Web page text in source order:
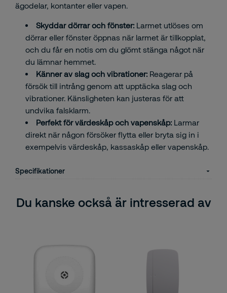
ägodelar, kontanter eller vapen.
Skyddar dörrar och fönster: Larmet utlöses om
dörrar eller fönster öppnas när larmet är tillkopplat,
och du får en notis om du glömt stänga något när
du lämnar hemmet.
Känner av slag och vibrationer: Reagerar på
försök till intrång genom att upptäcka slag och
vibrationer. Känsligheten kan justeras för att
undvika falsklarm.
Perfekt för värdeskåp och vapenskåp: Larmar
direkt när någon försöker flytta eller bryta sig in i
exempelvis värdeskåp, kassaskåp eller vapenskåp.
Specifikationer
Du kanske också är intresserad av